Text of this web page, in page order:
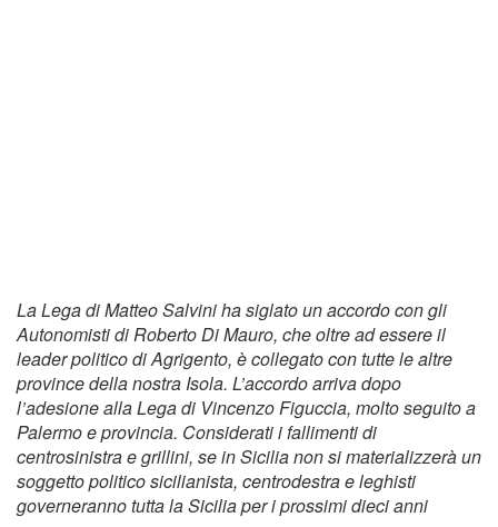
La Lega di Matteo Salvini ha siglato un accordo con gli
Autonomisti di Roberto Di Mauro, che oltre ad essere il
leader politico di Agrigento, è collegato con tutte le altre
province della nostra Isola. L’accordo arriva dopo
l’adesione alla Lega di Vincenzo Figuccia, molto seguito a
Palermo e provincia. Considerati i fallimenti di
centrosinistra e grillini, se in Sicilia non si materializzerà un
soggetto politico sicilianista, centrodestra e leghisti
governeranno tutta la Sicilia per i prossimi dieci anni